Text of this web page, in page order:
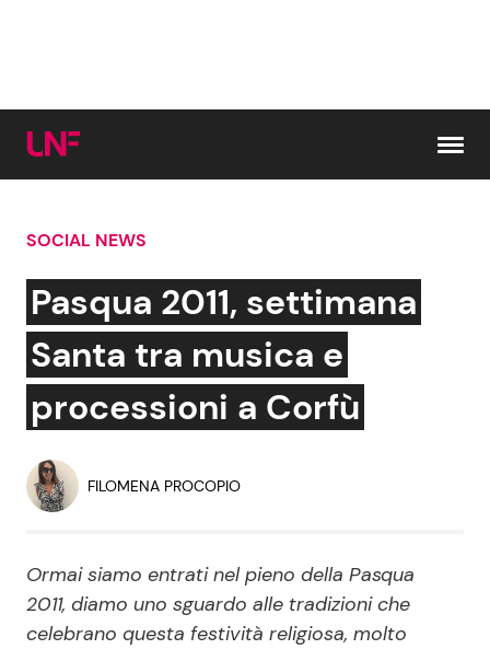
Cerca:
News e Cronaca
Attualità Italiana
Economia
Persone Scomparse
Politica
Gossip e TV
Bellezze VIP
Programmi TV
Reality e Talent
SOCIAL NEWS
Pasqua 2011, settimana
Santa tra musica e
processioni a Corfù
FILOMENA PROCOPIO
Ormai siamo entrati nel pieno della Pasqua
2011, diamo uno sguardo alle tradizioni che
celebrano questa festività religiosa, molto